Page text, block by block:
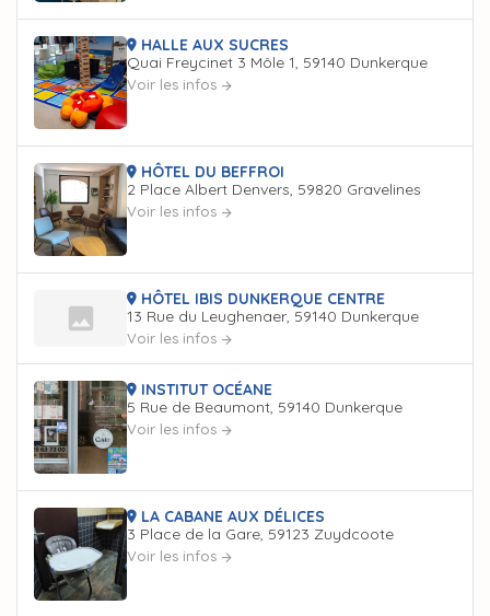
HALLE AUX SUCRES
Quai Freycinet 3 Môle 1, 59140 Dunkerque
Voir les infos
HÔTEL DU BEFFROI
2 Place Albert Denvers, 59820 Gravelines
Voir les infos
HÔTEL IBIS DUNKERQUE CENTRE
13 Rue du Leughenaer, 59140 Dunkerque
Voir les infos
INSTITUT OCÉANE
5 Rue de Beaumont, 59140 Dunkerque
Voir les infos
LA CABANE AUX DÉLICES
3 Place de la Gare, 59123 Zuydcoote
Voir les infos